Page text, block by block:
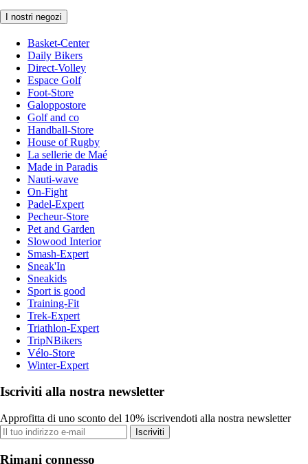
I nostri negozi
Basket-Center
Daily Bikers
Direct-Volley
Espace Golf
Foot-Store
Galoppostore
Golf and co
Handball-Store
House of Rugby
La sellerie de Maé
Made in Paradis
Nauti-wave
On-Fight
Padel-Expert
Pecheur-Store
Pet and Garden
Slowood Interior
Smash-Expert
Sneak'In
Sneakids
Sport is good
Training-Fit
Trek-Expert
Triathlon-Expert
TripNBikers
Vélo-Store
Winter-Expert
Iscriviti alla nostra newsletter
Approfitta di uno sconto del 10% iscrivendoti alla nostra newsletter
Iscriviti
Rimani connesso